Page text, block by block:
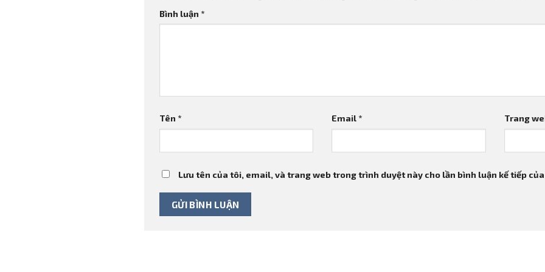
Bình luận *
Tên * Email * Trang
Lưu tên của tôi, email, và trang web trong trình duyệt này cho lần bình luận kế tiếp